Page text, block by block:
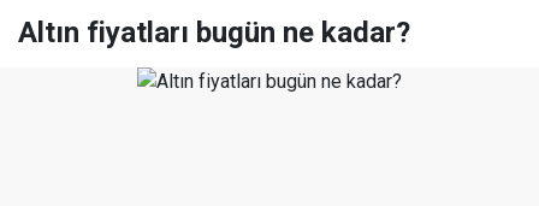
Altın fiyatları bugün ne kadar?